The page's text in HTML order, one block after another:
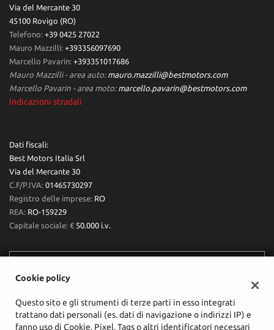
Via del Mercante 30
45100 Rovigo (RO)
Telefono: +39 0425 27022
Mauro Mazzilli: +393356097690
Marcello Pavarin: +393351017686
Mauro Mazzilli - area auto: mauro.mazzilli@bestmotors.com
Marcello Pavarin - area moto: marcello.pavarin@bestmotors.com
Indicazioni stradali
Dati fiscali:
Best Motors Italia Srl
Via del Mercante 30
C.F/P.IVA: 01465730297
Registro delle imprese: RO
REA: RO-159229
Capitale sociale: € 50.000 i.v.
Lun-Ven:
Sab: 9:30-12:30
Cookie policy
Questo sito e gli strumenti di terze parti in esso integrati
trattano dati personali (es. dati di navigazione o indirizzi IP) e
fanno uso di Cookie, Pixel, Tags o altri identificatori necessari